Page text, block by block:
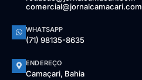
comercial@jornalcamacari.com
WHATSAPP
(71) 98135-8635
ENDEREÇO
Camaçari, Bahia